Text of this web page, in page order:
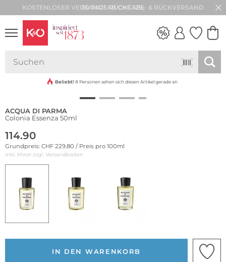
30 TAGE RÜCKGABE
VIBES
Beliebt! 8 Personen sehen sich diesen Artikel gerade an
ACQUA DI PARMA
Colonia Essenza 50ml
114.90
Grundpreis: CHF 229.80 / Preis pro 100ml
inkl. Mwst zzgl. Versandkosten
IN DEN WARENKORB